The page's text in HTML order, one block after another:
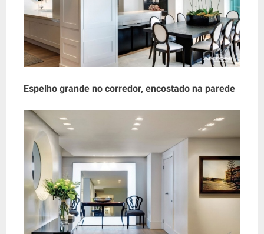
Espelho grande no corredor, encostado na parede